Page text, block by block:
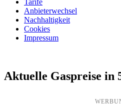
Anbieterwechsel
Nachhaltigkeit
Cookies
Impressum
Aktuelle Gaspreise in